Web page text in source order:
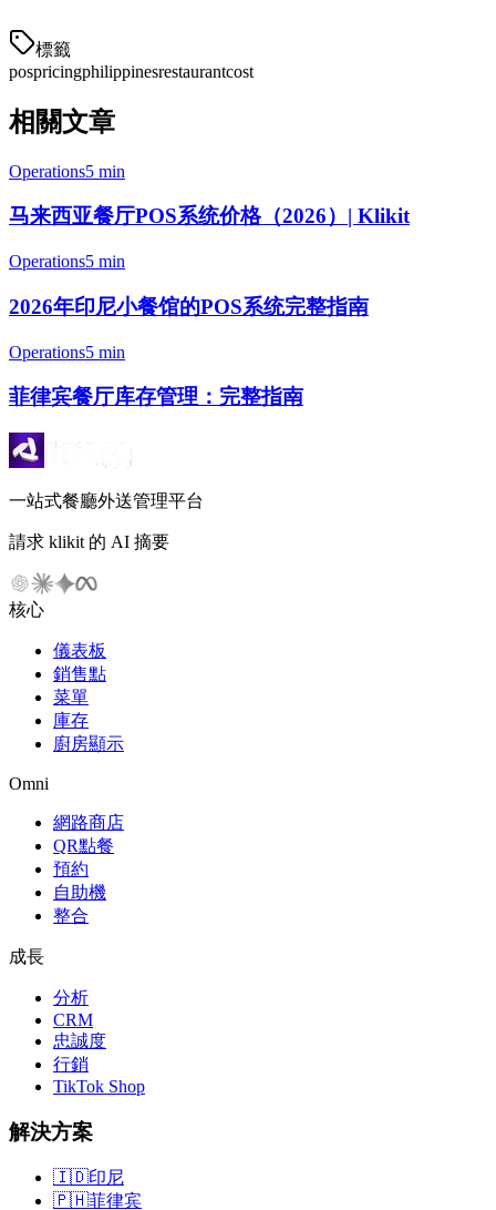
標籤
pospricingphilippinesrestaurantcost
相關文章
Operations5 min
马来西亚餐厅POS系统价格（2026）| Klikit
Operations5 min
2026年印尼小餐馆的POS系统完整指南
Operations5 min
菲律宾餐厅库存管理：完整指南
一站式餐廳外送管理平台
請求 klikit 的 AI 摘要
核心
儀表板
銷售點
菜單
庫存
廚房顯示
Omni
網路商店
QR點餐
預約
自助機
整合
成長
分析
CRM
忠誠度
行銷
TikTok Shop
解決方案
🇮🇩印尼
🇵🇭菲律宾